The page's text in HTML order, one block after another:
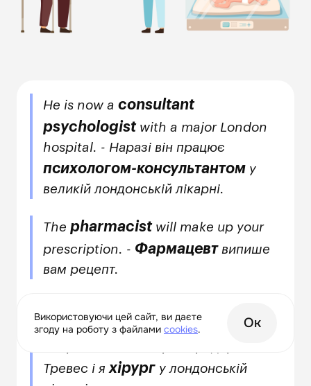
He is now aconsultant
psychologist with a major London
hospital. - Наразі він працює
психологом-консультантом у
великій лондонській лікарні.
Thepharmacistwill make up your
prescription. - Фармацевтвипише
вам рецепт.
surgeonhere at the London
Тревес і яхірург у лондонській
Використовуючи цей сайт, ви даєте
згоду на роботу з файлами сookies. Ок